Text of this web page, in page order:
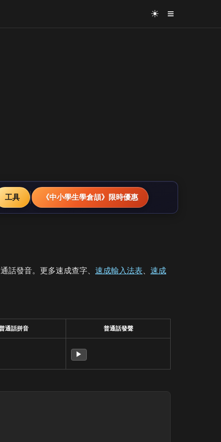
☀ ≡
工具 《中小學生學倉頡》限時優惠
話發音。更多速成查字、 速成輸入法表、 速成
通話拼音 普通話發聲
▶